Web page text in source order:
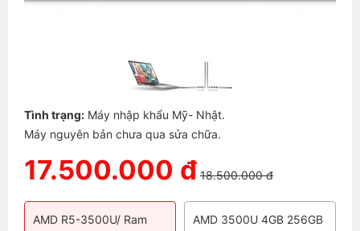
Tình trạng: Máy nhập khẩu Mỹ- Nhật.
Máy nguyên bản chưa qua sửa chữa.
17.500.000 đ 18.500.000 đ
AMD R5-3500U/ Ram
AMD 3500U 4GB 256GB